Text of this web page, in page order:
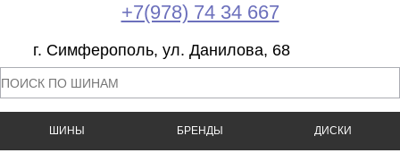
+7(978) 74 34 667
г. Симферополь, ул. Данилова, 68
ШИНЫ БРЕНДЫ ДИСКИ